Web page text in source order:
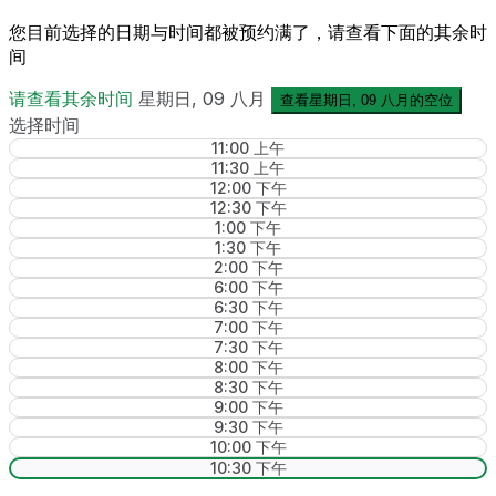
您目前选择的日期与时间都被预约满了，请查看下面的其余时
间
请查看其余时间 星期日, 09 八月 查看星期日, 09 八月的空位
选择时间
11:00 上午
11:30 上午
12:00 下午
12:30 下午
1:00 下午
1:30 下午
2:00 下午
6:00 下午
6:30 下午
7:00 下午
7:30 下午
8:00 下午
8:30 下午
9:00 下午
9:30 下午
10:00 下午
10:30 下午